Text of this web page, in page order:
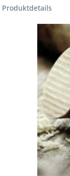
Produktdetails